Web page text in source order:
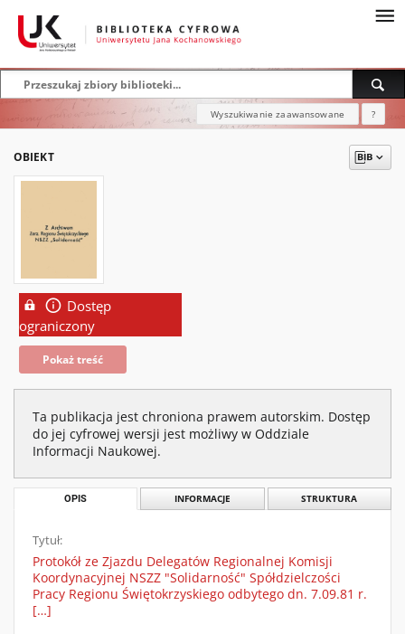
Wyszukiwanie zaawansowane ?
OBIEKT
Dostęp
ograniczony
Pokaż treść
Ta publikacja jest chroniona prawem autorskim. Dostęp
do jej cyfrowej wersji jest możliwy w Oddziale
Informacji Naukowej.
OPIS INFORMACJE STRUKTURA
Tytuł:
Protokół ze Zjazdu Delegatów Regionalnej Komisji
Koordynacyjnej NSZZ "Solidarność" Spółdzielczości
Pracy Regionu Świętokrzyskiego odbytego dn. 7.09.81 r.
[…]